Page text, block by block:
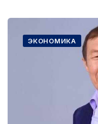
ЭКОНОМИКА